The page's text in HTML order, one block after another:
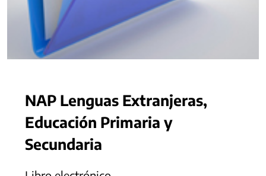
NAP Lenguas Extranjeras,
Educación Primaria y
Secundaria